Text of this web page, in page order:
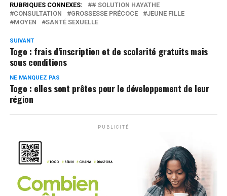
RUBRIQUES CONNEXES:
# SOLUTION HAYATHE
CONSULTATION
GROSSESSE PRÉCOCE
JEUNE FILLE
MOYEN
SANTÉ SEXUELLE
SUIVANT
Togo : frais d’inscription et de scolarité gratuits mais
sous conditions
NE MANQUEZ PAS
Togo : elles sont prêtes pour le développement de leur
région
PUBLICITÉ